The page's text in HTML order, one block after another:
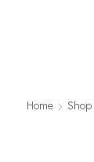
Home Shop